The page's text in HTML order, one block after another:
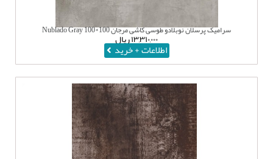
سرامیک پرسلان نوبلادو طوسی کاشی مرجان 100*100 Nublado Gray
۱۳,۳۱۰,۰۰۰ریال
اطلاعات + خرید